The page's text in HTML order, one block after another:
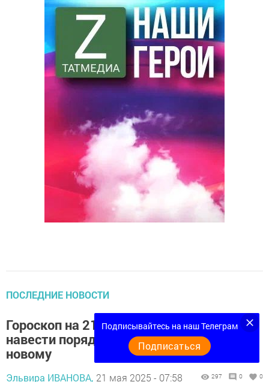
ПОСЛЕДНИЕ НОВОСТИ
Гороскоп на 21 мая: Девам нужно
навести порядок, Водолеи открыты к
новому
Эльвира ИВАНОВА, 21 мая 2025 - 07:58 297 0 0
Подписывайтесь на наш Телеграм
Подписаться